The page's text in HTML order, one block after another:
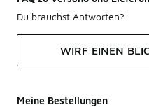
Du brauchst Antworten?
WIRF EINEN
Meine Bestellungen